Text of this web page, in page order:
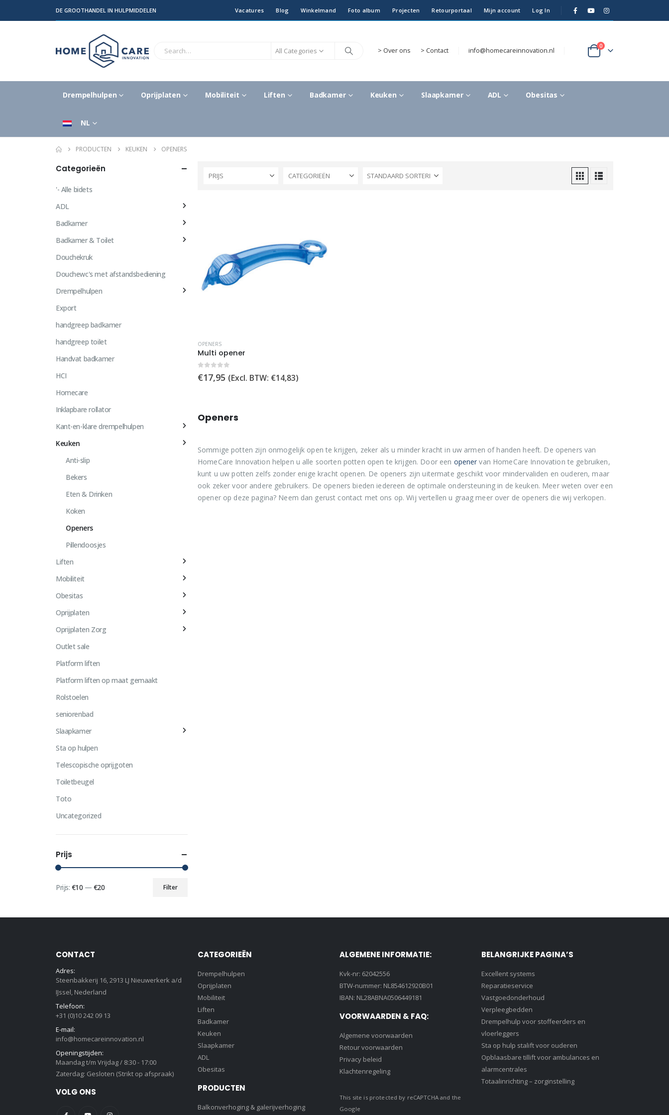
DE GROOTHANDEL IN HULPMIDDELEN Vacatures Blog Winkelmand Foto album Projecten Retourportaal Mijn account Log In
All Categories > Over ons > Contact info@homecareinnovation.nl
0
Drempelhulpen Oprijplaten Mobiliteit Liften Badkamer Keuken Slaapkamer ADL Obesitas
NL
PRODUCTEN KEUKEN OPENERS
PRIJS CATEGORIEËN
OPENERS
Multi opener
€17,95 (Excl. BTW: €14,83)
Openers
Sommige potten zijn onmogelijk open te krijgen, zeker als u minder kracht in uw armen of handen heeft. De openers van
HomeCare Innovation helpen u alle soorten potten open te krijgen. Door een opener van HomeCare Innovation te gebruiken,
kunt u uw potten zelfs zonder enige kracht openen. De openers zijn uitermate geschikt voor mindervaliden en ouderen, maar
ook zeker voor andere gebruikers. De openers bieden iedereen de optimale ondersteuning in de keuken. Meer weten over een
opener op deze pagina? Neem dan gerust contact met ons op. Wij vertellen u graag meer over de openers die wij verkopen.
Categorieën
'- Alle bidets
ADL
Badkamer
Badkamer & Toilet
Douchekruk
Douchewc's met afstandsbediening
Drempelhulpen
Export
handgreep badkamer
handgreep toilet
Handvat badkamer
HCI
Homecare
Inklapbare rollator
Kant-en-klare drempelhulpen
Keuken
Anti-slip
Bekers
Eten & Drinken
Koken
Openers
Pillendoosjes
Liften
Mobiliteit
Obesitas
Oprijplaten
Oprijplaten Zorg
Outlet sale
Platform liften
Platform liften op maat gemaakt
Rolstoelen
seniorenbad
Slaapkamer
Sta op hulpen
Telescopische oprijgoten
Toiletbeugel
Toto
Uncategorized
Prijs
Min.
Max.
Filter
Prijs: €10 — €20
CONTACT
Adres:
Steenbakkerij 16, 2913 LJ Nieuwerkerk a/d
IJssel, Nederland
Telefoon:
+31 (0)10 242 09 13
E-mail:
info@homecareinnovation.nl
Openingstijden:
Maandag t/m Vrijdag / 8:30 - 17:00
Zaterdag: Gesloten (Strikt op afspraak)
VOLG ONS
CATEGORIEËN
Drempelhulpen
Oprijplaten
Mobiliteit
Liften
Badkamer
Keuken
Slaapkamer
ADL
Obesitas
PRODUCTEN
Balkonverhoging & galerijverhoging
ALGEMENE INFORMATIE:
Kvk-nr: 62042556
BTW-nummer: NL854612920B01
IBAN: NL28ABNA0506449181
VOORWAARDEN & FAQ:
Algemene voorwaarden
Retour voorwaarden
Privacy beleid
Klachtenregeling
This site is protected by reCAPTCHA and the
Google
BELANGRIJKE PAGINA’S
Excellent systems
Reparatieservice
Vastgoedonderhoud
Verpleegbedden
Drempelhulp voor stoffeerders en
vloerleggers
Sta op hulp stalift voor ouderen
Opblaasbare tillift voor ambulances en
alarmcentrales
Totaalinrichting – zorginstelling